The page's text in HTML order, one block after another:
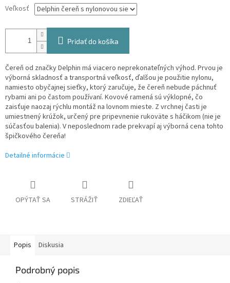
Veľkosť
Pridať do košíka
Čereň od značky Delphin má viacero neprekonateľných výhod. Prvou je
výborná skladnosť a transportná veľkosť, ďalšou je použitie nylonu,
namiesto obyčajnej sieťky, ktorý zaručuje, že čereň nebude páchnuť
rybami ani po častom používaní. Kovové ramená sú výklopné, čo
zaisťuje naozaj rýchlu montáž na lovnom mieste. Z vrchnej časti je
umiestnený krúžok, určený pre pripevnenie rukoväte s háčikom (nie je
súčasťou balenia). V neposlednom rade prekvapí aj výborná cena tohto
špičkového čereňa!
Detailné informácie
OPÝTAŤ SA STRÁŽIŤ ZDIEĽAŤ
Popis Diskusia
Podrobný popis